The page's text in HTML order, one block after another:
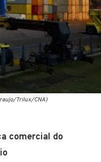
Trilux/CNA)
comercial do